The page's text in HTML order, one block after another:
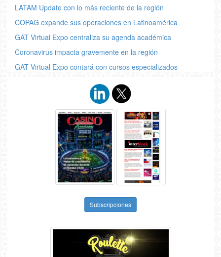
LATAM Update con lo más reciente de la región
COPAG expande sus operaciones en Latinoamérica
GAT Virtual Expo centraliza su agenda académica
Coronavirus impacta gravemente en la región
GAT Virtual Expo contará con cursos especializados
Subscripciones